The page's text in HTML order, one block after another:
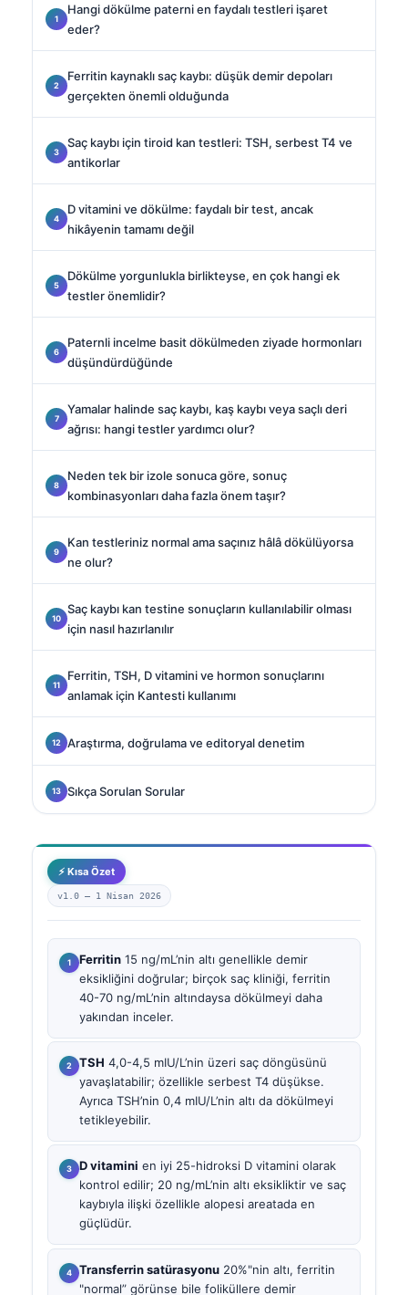
Hangi dökülme paterni en faydalı testleri işaret
eder?
Ferritin kaynaklı saç kaybı: düşük demir depoları
gerçekten önemli olduğunda
Saç kaybı için tiroid kan testleri: TSH, serbest T4 ve
antikorlar
D vitamini ve dökülme: faydalı bir test, ancak
hikâyenin tamamı değil
Dökülme yorgunlukla birlikteyse, en çok hangi ek
testler önemlidir?
Paternli incelme basit dökülmeden ziyade hormonları
düşündürdüğünde
Yamalar halinde saç kaybı, kaş kaybı veya saçlı deri
ağrısı: hangi testler yardımcı olur?
Neden tek bir izole sonuca göre, sonuç
kombinasyonları daha fazla önem taşır?
Kan testleriniz normal ama saçınız hâlâ dökülüyorsa
ne olur?
Saç kaybı kan testine sonuçların kullanılabilir olması
için nasıl hazırlanılır
Ferritin, TSH, D vitamini ve hormon sonuçlarını
anlamak için Kantesti kullanımı
Araştırma, doğrulama ve editoryal denetim
Sıkça Sorulan Sorular
⚡ Kısa Özet
v1.0 — 1 Nisan 2026
Ferritin 15 ng/mL’nin altı genellikle demir
eksikliğini doğrular; birçok saç kliniği, ferritin
40-70 ng/mL’nin altındaysa dökülmeyi daha
yakından inceler.
TSH 4,0-4,5 mIU/L’nin üzeri saç döngüsünü
yavaşlatabilir; özellikle serbest T4 düşükse.
Ayrıca TSH’nin 0,4 mIU/L’nin altı da dökülmeyi
tetikleyebilir.
D vitamini en iyi 25-hidroksi D vitamini olarak
kontrol edilir; 20 ng/mL’nin altı eksikliktir ve saç
kaybıyla ilişki özellikle alopesi areatada en
güçlüdür.
Transferrin satürasyonu 20%"nin altı, ferritin
"normal” görünse bile foliküllere demir